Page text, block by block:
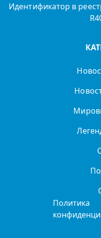
Идентификатор в
Политика